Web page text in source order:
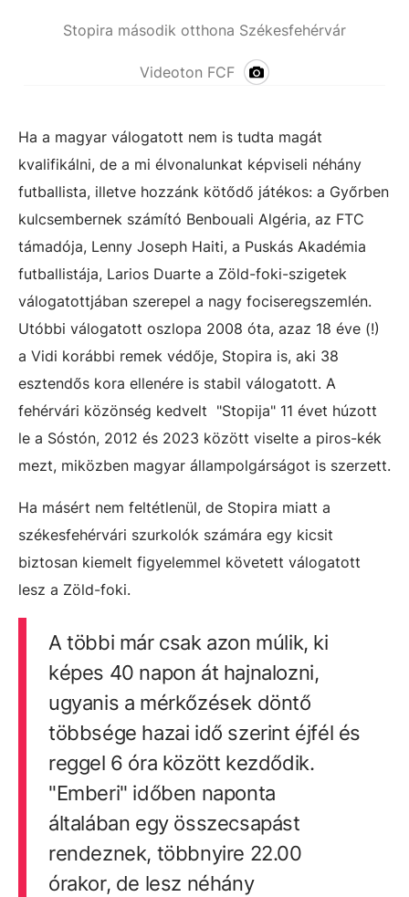
Stopira második otthona Székesfehérvár
Videoton FCF
Ha a magyar válogatott nem is tudta magát
kvalifikálni, de a mi élvonalunkat képviseli néhány
futballista, illetve hozzánk kötődő játékos: a Győrben
kulcsembernek számító Benbouali Algéria, az FTC
támadója, Lenny Joseph Haiti, a Puskás Akadémia
futballistája, Larios Duarte a Zöld-foki-szigetek
válogatottjában szerepel a nagy fociseregszemlén.
Utóbbi válogatott oszlopa 2008 óta, azaz 18 éve (!)
a Vidi korábbi remek védője, Stopira is, aki 38
esztendős kora ellenére is stabil válogatott. A
fehérvári közönség kedvelt "Stopija" 11 évet húzott
le a Sóstón, 2012 és 2023 között viselte a piros-kék
mezt, miközben magyar állampolgárságot is szerzett.
Ha másért nem feltétlenül, de Stopira miatt a
székesfehérvári szurkolók számára egy kicsit
biztosan kiemelt figyelemmel követett válogatott
lesz a Zöld-foki.
A többi már csak azon múlik, ki
képes 40 napon át hajnalozni,
ugyanis a mérkőzések döntő
többsége hazai idő szerint éjfél és
reggel 6 óra között kezdődik.
"Emberi" időben naponta
általában egy összecsapást
rendeznek, többnyire 22.00
órakor, de lesz néhány